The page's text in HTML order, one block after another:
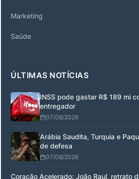
Marketing
Saúde
ÚLTIMAS NOTÍCIAS
INSS pode gastar R$ 189 mi
entregador
07/08/2026
Arábia Saudita, Turquia e
de defesa
07/08/2026
Coração Acelerado: João Raul, retrato